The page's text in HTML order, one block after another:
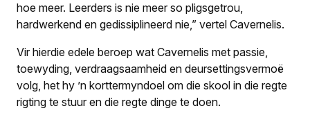
hoe meer. Leerders is nie meer so pligsgetrou,
hardwerkend en gedissiplineerd nie,” vertel Cavernelis.
Vir hierdie edele beroep wat Cavernelis met passie,
toewyding, verdraagsaamheid en deursettingsvermoë
volg, het hy ’n korttermyndoel om die skool in die regte
rigting te stuur en die regte dinge te doen.